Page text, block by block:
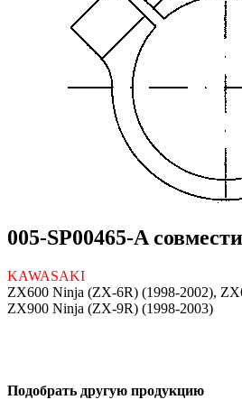
005-SP00465-A
KAWASAKI
ZX600 Ninja (ZX-6R) (1998-2002),
ZX900 Ninja (ZX-9R) (1998-2003)
Подобрать другую продукцию